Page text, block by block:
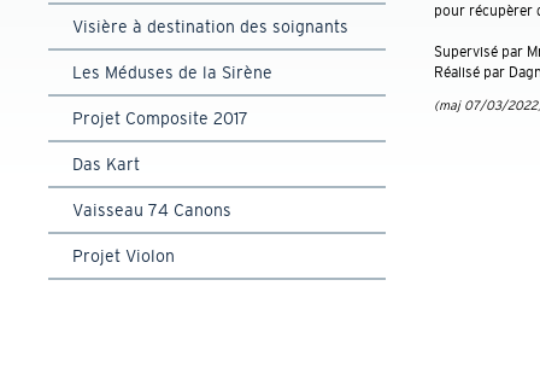
Visière à destination des soignants
Les Méduses de la Sirène
Projet Composite 2017
Das Kart
Vaisseau 74 Canons
Projet Violon
pour récupèrer
Supervisé par
Réalisé par
(maj 07/03/